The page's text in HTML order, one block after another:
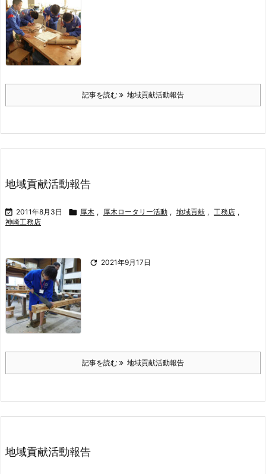
記事を読む 地域貢献活動報告
地域貢献活動報告
 2011年8月3日  厚木 , 厚木ロータリー活動 , 地域貢献 , 工務店 ,
神崎工務店
 2021年9月17日
記事を読む 地域貢献活動報告
地域貢献活動報告